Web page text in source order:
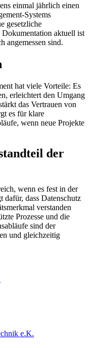
einmal jährlich einen
Systems
gesetzliche
aktuell ist
angemessen sind.
hat viele Vorteile: Es
erleichtert den Umgang
das Vertrauen von
es für klare
wenn neue Projekte
der
wenn es fest in der
dafür, dass Datenschutz
verstanden
Prozesse und die
sind der
und gleichzeitig
e.K.